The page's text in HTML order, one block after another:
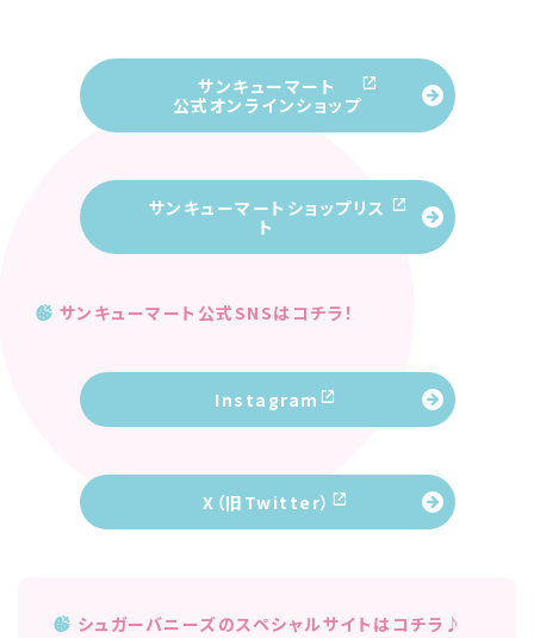
サンキューマート
公式オンラインショップ
サンキューマートショップリス
ト
サンキューマート公式SNSはコチラ！
Instagram
X（旧Twitter）
シュガーバニーズのスペシャルサイトはコチラ♪